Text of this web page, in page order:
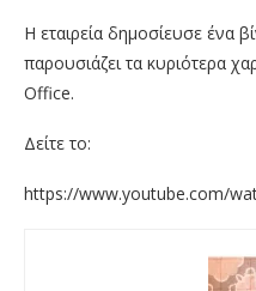
Η εταιρεία δημοσίευσε ένα
παρουσιάζει τα κυριότερα
Office.
Δείτε το:
https://www.youtube.com/